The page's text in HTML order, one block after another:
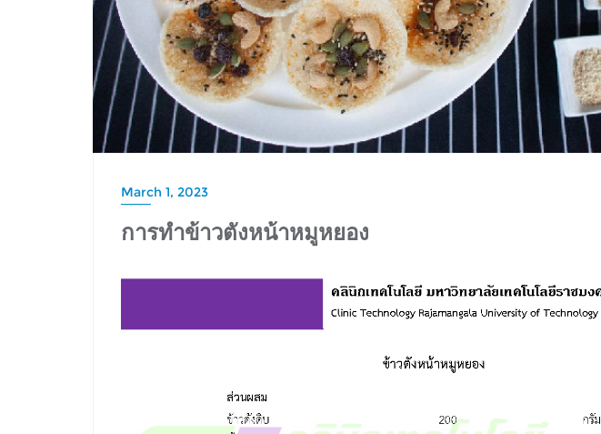
March 1, 2023
การทำข้าวตังหน้าหมูหยอง